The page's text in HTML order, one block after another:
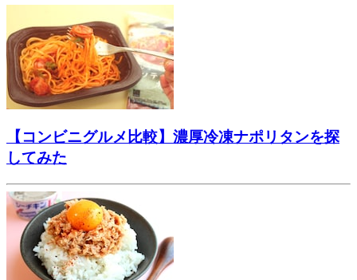
【コンビニグルメ比較】濃厚冷凍ナポリタンを探
してみた